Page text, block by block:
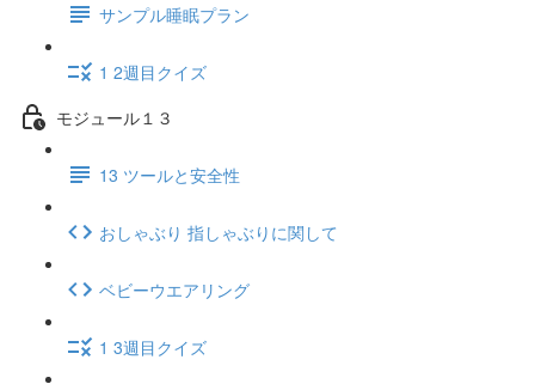
サンプル睡眠プラン
1 2週目クイズ
モジュール１３
13 ツールと安全性
おしゃぶり 指しゃぶりに関して
ベビーウエアリング
1 3週目クイズ